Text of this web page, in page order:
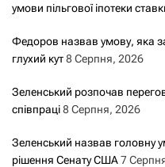
умови пільгової іпотеки
Федоров назвав умову, яка
глухий кут8 Серпня, 2026
Зеленський розпочав
співпраці8 Серпня, 2026
Зеленський назвав головну
рішення Сенату США7